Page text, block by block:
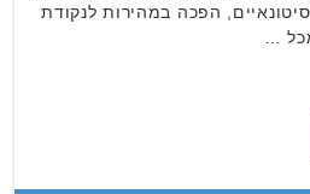
הפכה במהירות לנקודת
…